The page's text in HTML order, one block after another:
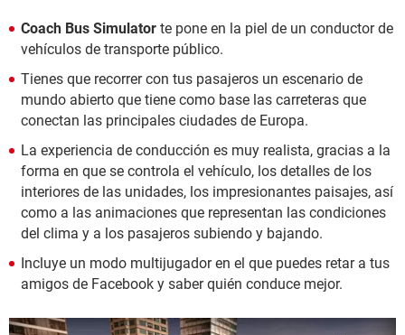
Coach Bus Simulator te pone en la piel de un conductor de
vehículos de transporte público.
Tienes que recorrer con tus pasajeros un escenario de
mundo abierto que tiene como base las carreteras que
conectan las principales ciudades de Europa.
La experiencia de conducción es muy realista, gracias a la
forma en que se controla el vehículo, los detalles de los
interiores de las unidades, los impresionantes paisajes, así
como a las animaciones que representan las condiciones
del clima y a los pasajeros subiendo y bajando.
Incluye un modo multijugador en el que puedes retar a tus
amigos de Facebook y saber quién conduce mejor.